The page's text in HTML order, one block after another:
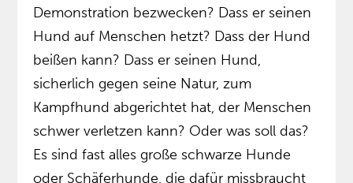
Demonstration bezwecken? Dass er seinen
Hund auf Menschen hetzt? Dass der Hund
beißen kann? Dass er seinen Hund,
sicherlich gegen seine Natur, zum
Kampfhund abgerichtet hat, der Menschen
schwer verletzen kann? Oder was soll das?
Es sind fast alles große schwarze Hunde
oder Schäferhunde, die dafür missbraucht